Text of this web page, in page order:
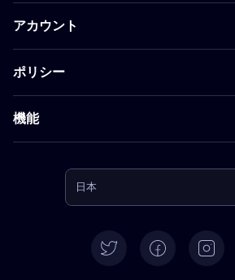
アカウント
ポリシー
機能
日本
Deutsch